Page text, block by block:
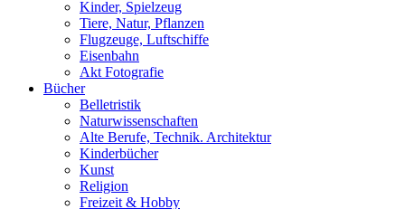
Kinder, Spielzeug
Tiere, Natur, Pflanzen
Flugzeuge, Luftschiffe
Eisenbahn
Akt Fotografie
Bücher
Belletristik
Naturwissenschaften
Alte Berufe, Technik. Architektur
Kinderbücher
Kunst
Religion
Freizeit & Hobby